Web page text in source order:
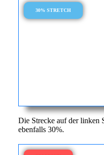
30% STRETCH
Die Strecke auf der linken
ebenfalls 30%.